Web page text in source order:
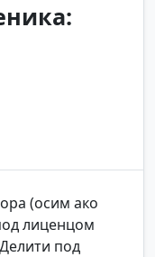
(осим ако
лиценцом
под